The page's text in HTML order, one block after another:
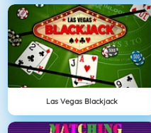
Las Vegas Blackjack